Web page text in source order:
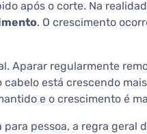
após o corte. Na
. O crescimento
Aparar regularmente
está crescendo
e o crescimento é
pessoa, a regra geral